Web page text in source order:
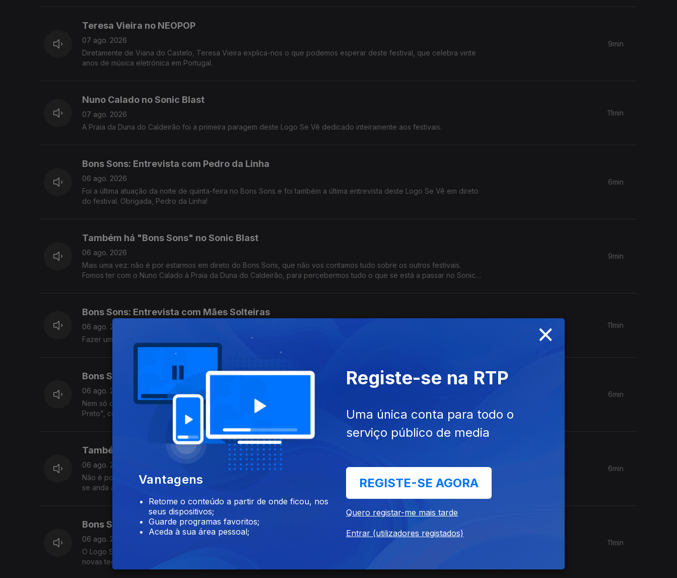
Teresa Vieira no NEOPOP
07 ago. 2026
Diretamente de Viana do Castelo, Teresa Vieira explica-nos o que podemos esperar deste festival, que celebra vinte
anos de música eletrónica em Portugal.
9min
Nuno Calado no Sonic Blast
07 ago. 2026
A Praia da Duna do Caldeirão foi a primeira paragem deste Logo Se Vê dedicado inteiramente aos festivais.
11min
Bons Sons: Entrevista com Pedro da Linha
06 ago. 2026
Foi a última atuação da noite de quinta-feira no Bons Sons e foi também a última entrevista deste Logo Se Vê em direto
do festival. Obrigada, Pedro da Linha!
6min
Também há "Bons Sons" no Sonic Blast
06 ago. 2026
Mais uma vez: não é por estarmos em direto do Bons Sons, que não vos contamos tudo sobre os outros festivais.
Fomos ter com o Nuno Calado à Praia da Duna do Caldeirão, para percebermos tudo o que se está a passar no Sonic
9min
Bons Sons: Entrevista com Mães Solteiras
06 ago. 2026
Fazer uma banda punk depois dos 40? Bem, podia ter-lhes dado para pior... e a nós só nos resta agradecer.
11min
Bons Sons: Entrevista com Nala Revlon
06 ago. 2026
Nem só de concertos se faz o Bons Sons. Por isso, o João Torgal foi perceber mais sobre a obra coreográfica "Conto
Preto", com Nala Revlon.
6min
Também há "Bons Sons" no Vagos Metal Fest
06 ago. 2026
Não é por estarmos em direto do Bons Sons que não vamos ter com o nosso António Freitas para sabermos tudo o que
se anda a passar no Vagos Metal Fest. É que nós também somos do ROCK.
6min
Bons Sons: Entrevista com Xullaji
06 ago. 2026
O Logo Se Vê esteve à conversa com o rapper Xullaji. E que senhora conversa! Da festa à literatura, passando pelas
novas tecnologias e algoritmo e pelo sentido de união e comunidade.
11min
×
Vantagens
Retome o conteúdo a partir de onde ficou, nos
seus dispositivos;
Guarde programas favoritos;
Aceda à sua área pessoal;
Registe-se na RTP
Uma única conta para todo o
serviço público de media
REGISTE-SE AGORA
Quero registar-me mais tarde
Entrar (utilizadores registados)